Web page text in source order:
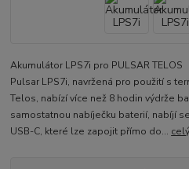
Akumulátor LPS7i pro PULSAR
Pulsar LPS7i, navržená pro použití s
Telos, nabízí více než 8 hodin výdrže
samostatnou nabíječku baterií, nabíjí
USB-C, které lze zapojit přímo do...